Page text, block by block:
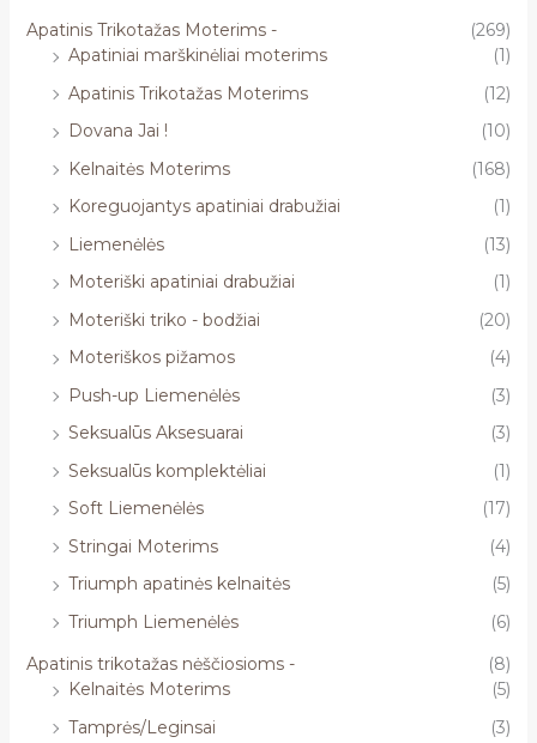
Apatinis Trikotažas Moterims -
(269)
Apatiniai marškinėliai moterims
(1)
Apatinis Trikotažas Moterims
(12)
Dovana Jai !
(10)
Kelnaitės Moterims
(168)
Koreguojantys apatiniai drabužiai
(1)
Liemenėlės
(13)
Moteriški apatiniai drabužiai
(1)
Moteriški triko - bodžiai
(20)
Moteriškos pižamos
(4)
Push-up Liemenėlės
(3)
Seksualūs Aksesuarai
(3)
Seksualūs komplektėliai
(1)
Soft Liemenėlės
(17)
Stringai Moterims
(4)
Triumph apatinės kelnaitės
(5)
Triumph Liemenėlės
(6)
Apatinis trikotažas nėščiosioms -
(8)
Kelnaitės Moterims
(5)
Tamprės/Leginsai
(3)